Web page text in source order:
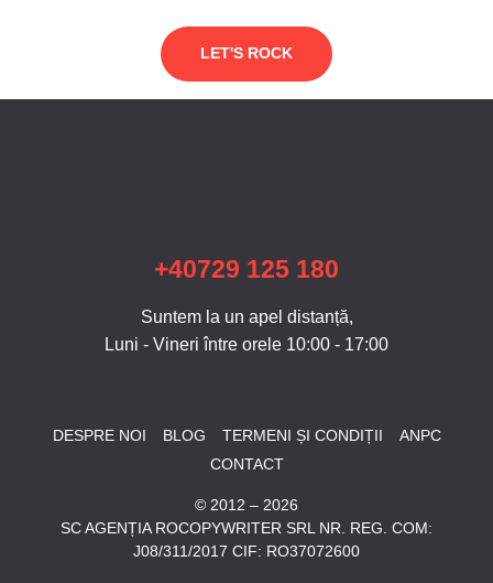
LET'S ROCK
+40729 125 180
Suntem la un apel distanță,
Luni - Vineri între orele 10:00 - 17:00
DESPRE NOI BLOG TERMENI ȘI CONDIȚII
ANPC
CONTACT
© 2012 – 2026
SC AGENȚIA ROCOPYWRITER SRL NR. REG. COM:
J08/311/2017 CIF: RO37072600